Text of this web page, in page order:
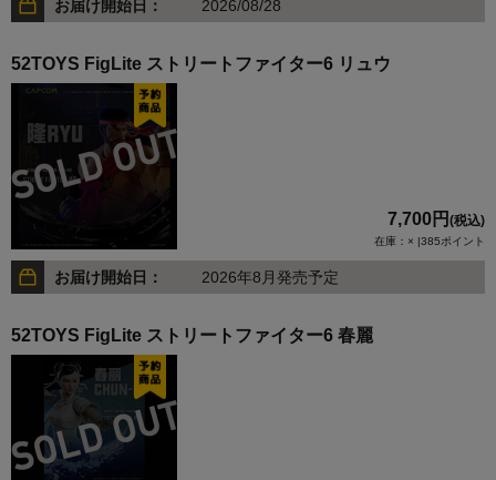
お届け開始日： 2026/08/28
52TOYS FigLite ストリートファイター6 リュウ
7,700円 (税込)
在庫：× |385ポイント
お届け開始日： 2026年8月発売予定
52TOYS FigLite ストリートファイター6 春麗